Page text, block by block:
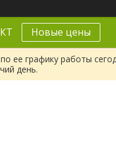
Новые цены
ее графику работы
день.